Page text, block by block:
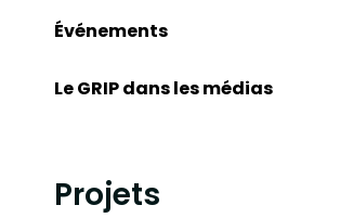
Événements
Le GRIP dans les médias
Projets